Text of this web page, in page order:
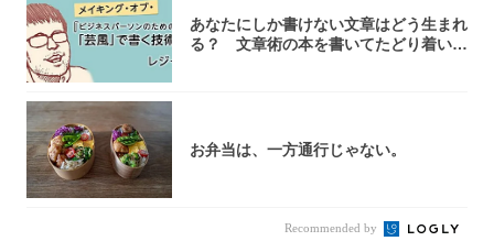
あなたにしか書けない文章はどう生まれ
る？ 文章術の本を書いてたどり着いた
お弁当は、一方通行じゃない。
Recommended by